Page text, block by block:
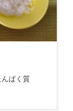
ぱく質